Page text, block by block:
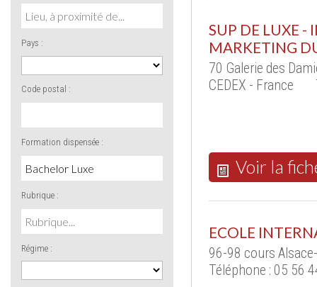
Pays :
Code postal :
Formation dispensée :
Rubrique :
Régime :
SUP DE LUXE -
MARKETING
70 Galerie des
CEDEX - France
Voir la
ECOLE
96-98 cours
Téléphone : 05 56